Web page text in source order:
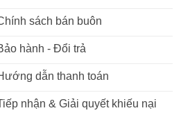
sách bán buôn
hành - Đổi trả
dẫn thanh toán
nhận & Giải quyết khiếu nại